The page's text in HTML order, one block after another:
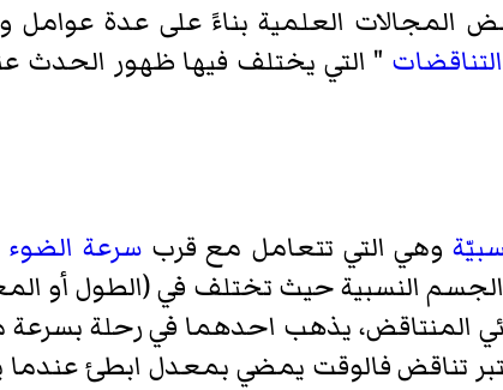
المجالات العلمية بناءً على عدة عوامل
التناقضات " التي يختلف فيها ظهور الحدث
وهي التي تتعامل مع قربسرعة الضوء
النسبية حيث تختلف في (الطول أو
المنتاقض، يذهب احدهما في رحلة بسرعة
تناقض فالوقت يمضي بمعدل ابطئ